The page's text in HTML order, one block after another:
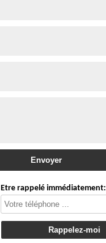
Etre rappelé immédiatement: